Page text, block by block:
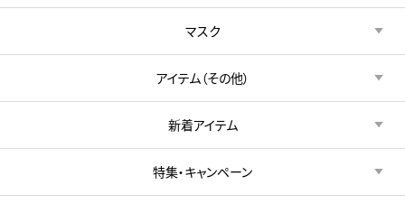
マスク
アイテム（その他）
新着アイテム
特集・キャンペーン